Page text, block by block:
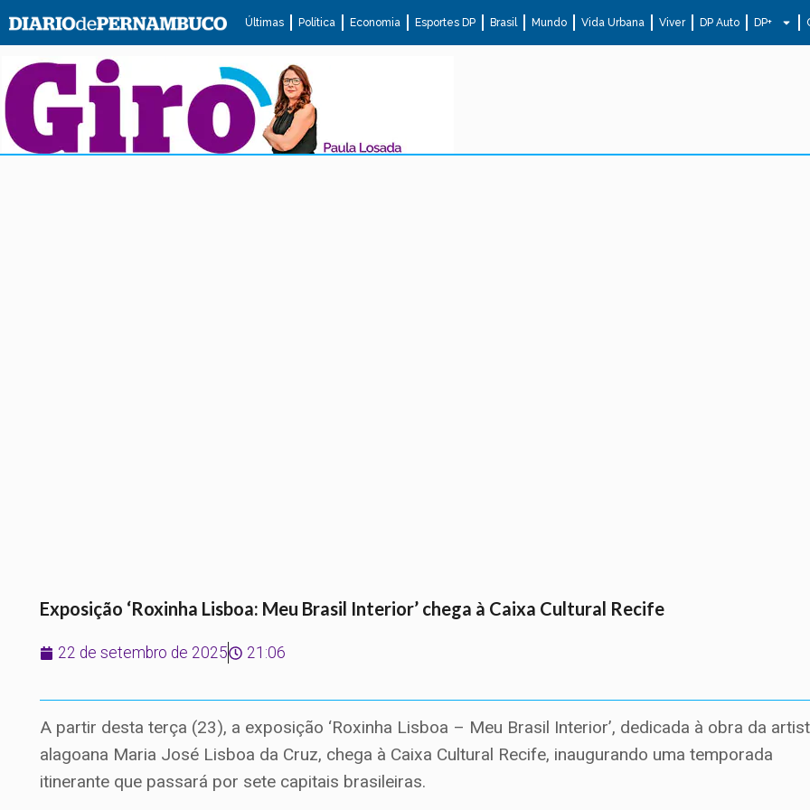
Últimas Política Economia Esportes DP Brasil Mundo Vida Urbana Viver DP Auto DP+
Exposição ‘Roxinha Lisboa: Meu Brasil Interior’ chega à Caixa Cultural Recife
22 de setembro de 2025 21:06
A partir desta terça (23), a exposição ‘Roxinha Lisboa – Meu Brasil Interior’, dedicada à obra da
alagoana Maria José Lisboa da Cruz, chega à Caixa Cultural Recife, inaugurando uma temporada
itinerante que passará por sete capitais brasileiras.